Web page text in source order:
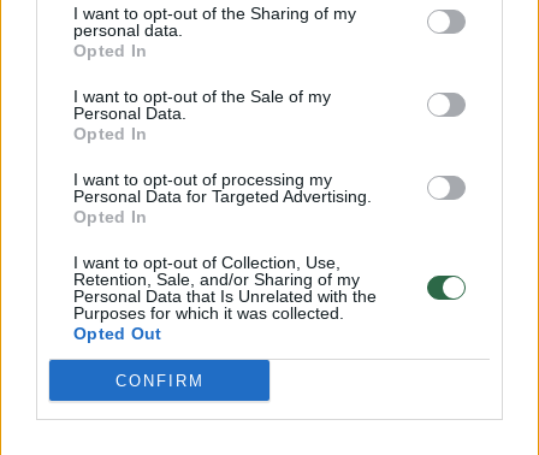
I want to opt-out of the Sharing of my
personal data.
Opted In
I want to opt-out of the Sale of my
Personal Data.
Opted In
I want to opt-out of processing my
Personal Data for Targeted Advertising.
Opted In
I want to opt-out of Collection, Use,
Retention, Sale, and/or Sharing of my
Personal Data that Is Unrelated with the
Purposes for which it was collected.
Opted Out
CONFIRM
Dėl žiemos audros JAV atšaukta daugiau nei